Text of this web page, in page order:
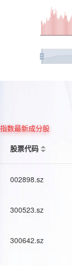
指数最新成分股
股票代码
002898.sz
300523.sz
300642.sz